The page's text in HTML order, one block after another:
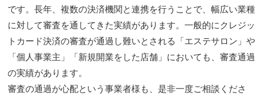
です。長年、複数の決済機関と連携を行うことで、幅広い業種
に対して審査を通してきた実績があります。一般的にクレジッ
トカード決済の審査が通過し難いとされる「エステサロン」や
「個人事業主」「新規開業をした店舗」においても、審査通過
の実績があります。
審査の通過が心配という事業者様も、是非一度ご相談くださ